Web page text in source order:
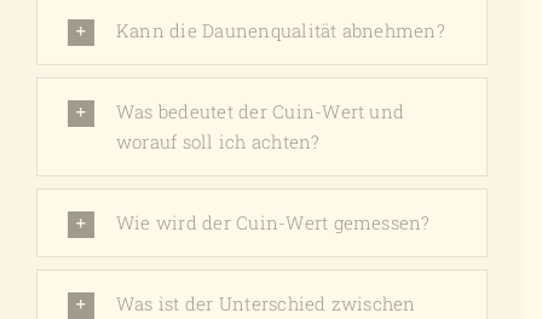
Kann die Daunenqualität abnehmen?
Was bedeutet der Cuin-Wert und
worauf soll ich achten?
Wie wird der Cuin-Wert gemessen?
Was ist der Unterschied zwischen